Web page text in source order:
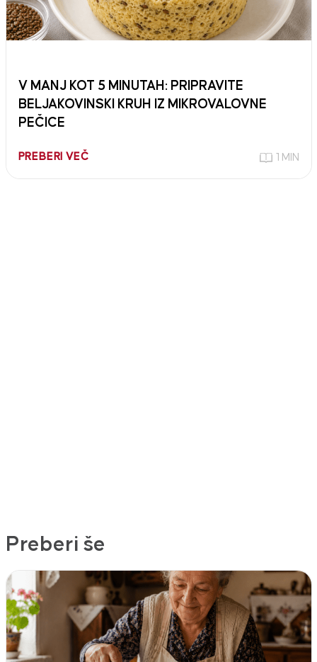
V MANJ KOT 5 MINUTAH: PRIPRAVITE
BELJAKOVINSKI KRUH IZ MIKROVALOVNE
PEČICE
PREBERI VEČ 1 MIN
Preberi še